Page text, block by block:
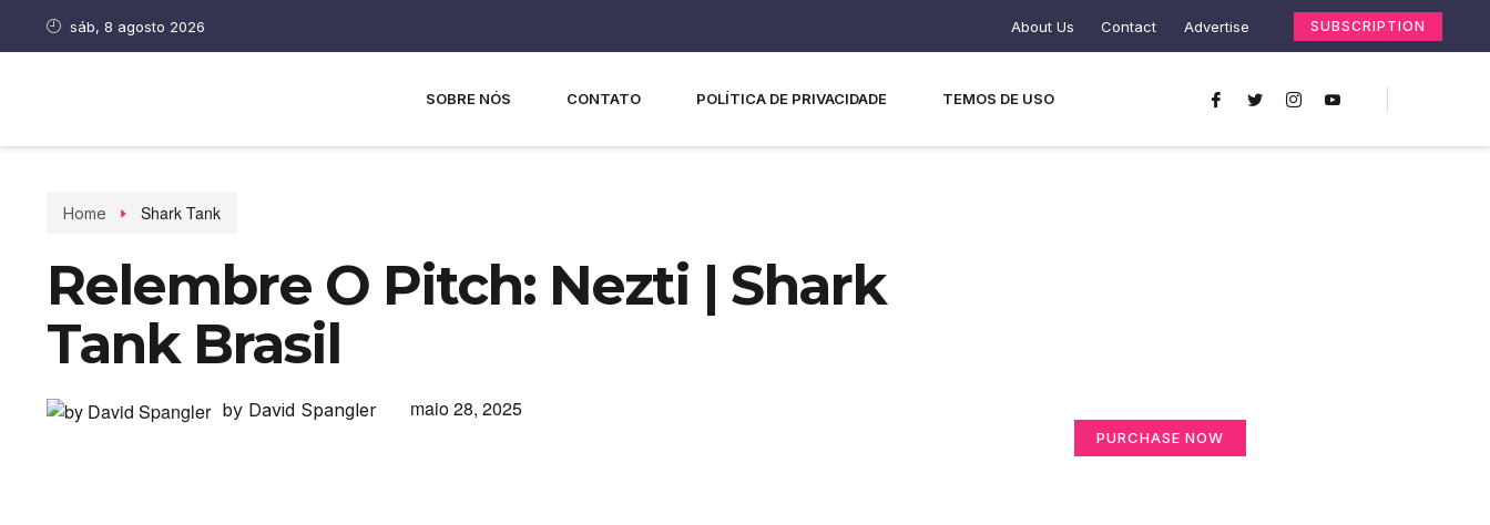
sáb, 8 agosto 2026 About Us Contact Advertise SUBSCRIPTION
SOBRE NÓS CONTATO POLÍTICA DE PRIVACIDADE TEMOS DE USO
Home Shark Tank
Relembre O Pitch: Nezti | Shark
Tank Brasil
by David Spangler maio 28, 2025
PURCHASE NOW